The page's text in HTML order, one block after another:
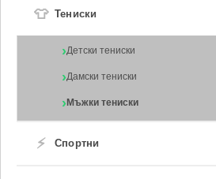
👕 Тениски
Детски тениски
Дамски тениски
Мъжки тениски
⚡ Спортни